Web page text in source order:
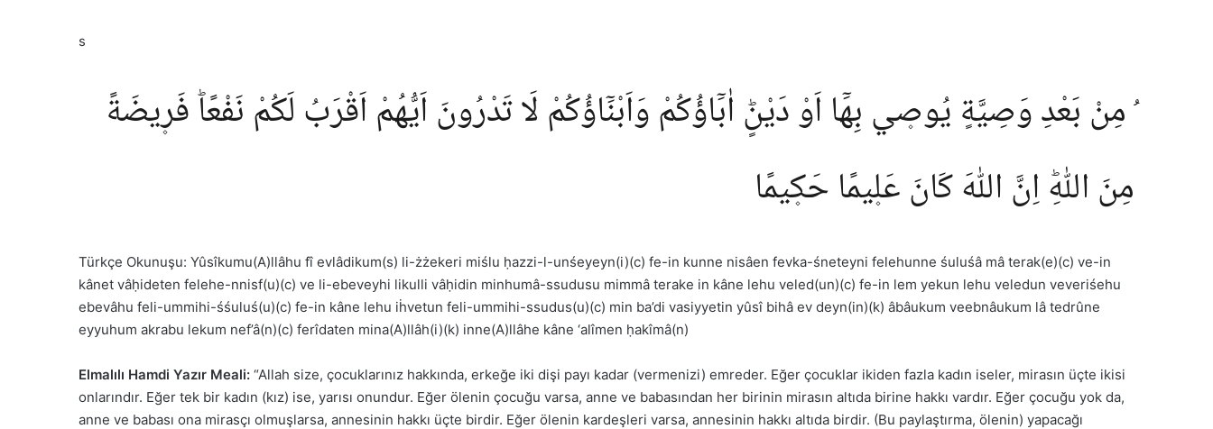
s
ُ مِنْ بَعْدِ وَصِيَّةٍ يُوص۪ي بِهَٓا اَوْ دَيْنٍؕ اٰبَٓاؤُكُمْ وَاَبْنَٓاؤُكُمْ لَا تَدْرُونَ اَيُّهُمْ اَقْرَبُ لَكُمْ نَفْعًاؕ فَر۪يضَةً
مِنَ اللّٰهِؕ اِنَّ اللّٰهَ كَانَ عَل۪يمًا حَك۪يمًا
Türkçe Okunuşu: Yûsîkumu(A)llâhu fî evlâdikum(s) li-żżekeri miślu ḥazzi-l-unśeyeyn(i)(c) fe-in kunne nisâen fevka-śneteyni felehunne śuluśâ mâ terak(e)(c) ve-in
kânet vâḥideten felehe-nnisf(u)(c) ve li-ebeveyhi likulli vâḥidin minhumâ-ssudusu mimmâ terake in kâne lehu veled(un)(c) fe-in lem yekun lehu veledun veveriśehu
ebevâhu feli-ummihi-śśuluś(u)(c) fe-in kâne lehu iḣvetun feli-ummihi-ssudus(u)(c) min ba’di vasiyyetin yûsî bihâ ev deyn(in)(k) âbâukum veebnâukum lâ tedrûne
eyyuhum akrabu lekum nef’â(n)(c) ferîdaten mina(A)llâh(i)(k) inne(A)llâhe kâne ‘alîmen ḥakîmâ(n)
Elmalılı Hamdi Yazır Meali: “Allah size, çocuklarınız hakkında, erkeğe iki dişi payı kadar (vermenizi) emreder. Eğer çocuklar ikiden fazla kadın iseler, mirasın üçte ikisi
onlarındır. Eğer tek bir kadın (kız) ise, yarısı onundur. Eğer ölenin çocuğu varsa, anne ve babasından her birinin mirasın altıda birine hakkı vardır. Eğer çocuğu yok da,
anne ve babası ona mirasçı olmuşlarsa, annesinin hakkı üçte birdir. Eğer ölenin kardeşleri varsa, annesinin hakkı altıda birdir. (Bu paylaştırma, ölenin) yapacağı